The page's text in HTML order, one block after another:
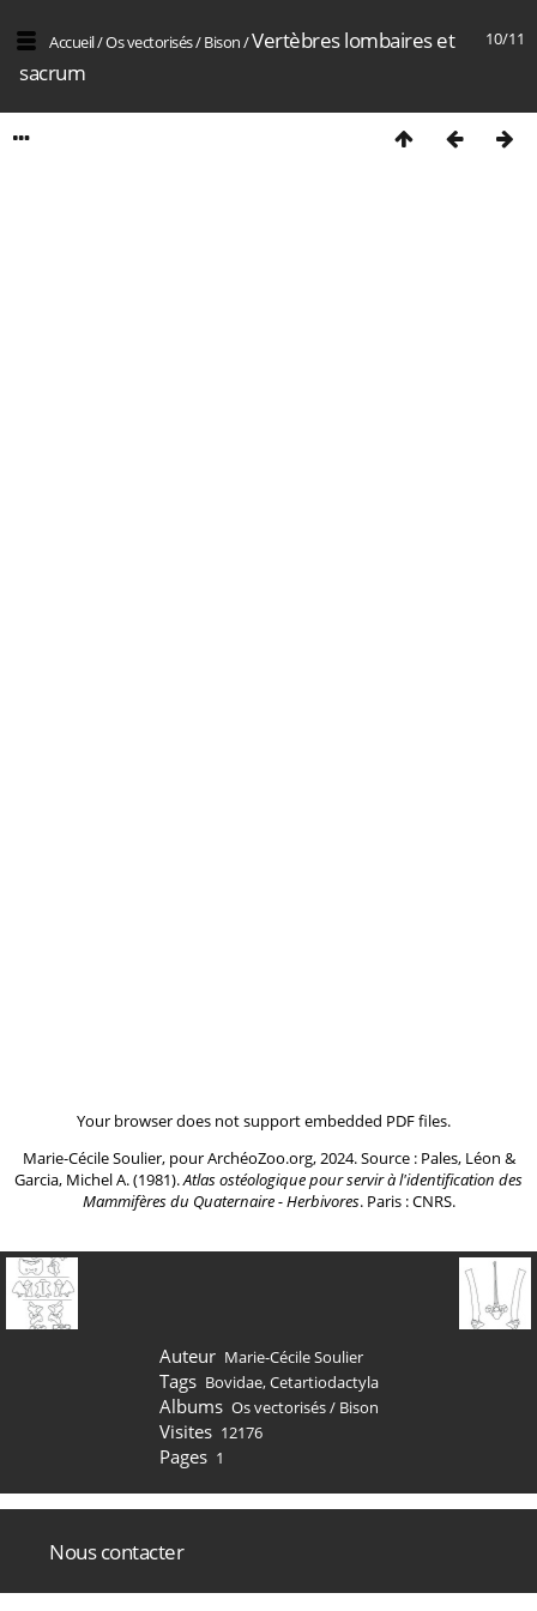
10/11
Accueil/Os vectorisés/Bison/Vertèbres lombaires et
sacrum
Your browser does not support embedded PDF files.
Marie-Cécile Soulier, pour ArchéoZoo.org, 2024. Source : Pales, Léon &
Garcia, Michel A. (1981).Atlas ostéologique pour servir à l'identification des
Mammifères du Quaternaire - Herbivores. Paris : CNRS.
Auteur Marie-Cécile Soulier
Tags Bovidae,Cetartiodactyla
Albums Os vectorisés/ Bison
Visites 12176
Pages 1
Nous contacter